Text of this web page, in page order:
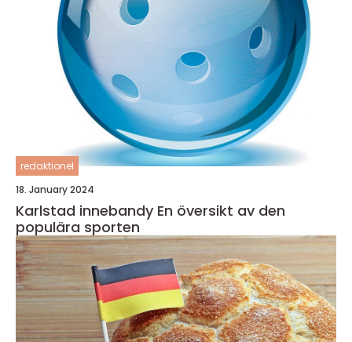
redaktionel
18. January 2024
Karlstad innebandy En översikt av den
populära sporten